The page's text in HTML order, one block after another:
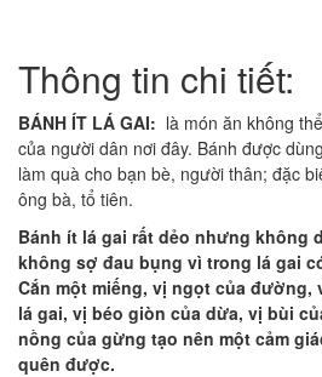
Thông tin chi tiết:
BÁNH ÍT LÁ GAI: là món ăn không
của người dân nơi đây. Bánh được
làm quà cho bạn bè, người thân; đặc
ông bà, tổ tiên.
Bánh ít lá gai rất dẻo nhưng không
không sợ đau bụng vì trong lá gai
Cắn một miếng, vị ngọt của đường,
lá gai, vị béo giòn của dừa, vị bùi
nồng của gừng tạo nên một cảm
quên được.